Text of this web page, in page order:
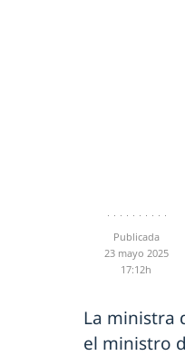
Publicada
23 mayo 2025
17:12h
La ministra
el ministro